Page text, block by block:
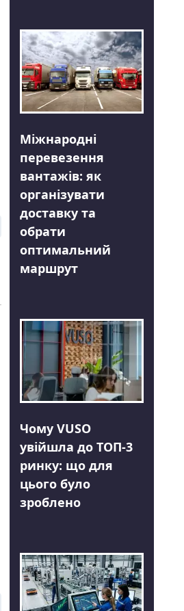
Міжнародні
перевезення
вантажів: як
організувати
доставку та
обрати
оптимальний
маршрут
Чому VUSO
увійшла до ТОП-3
ринку: що для
цього було
зроблено